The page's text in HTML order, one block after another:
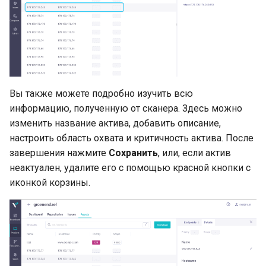
g
r
h
Обновление чарта
Добавление
корневого сертификата
Полезные команды
Диагностика проблем
Настройки
Работа с ветками
репозиториев
Получение списка
продуктов
Получение списка
фоновых задач
Управление пайплайнами
сканирования
Сервисные команды CLI
Настройка параметров
вывода
Gitea интеграция
GitFlic интеграция
GitFlame интеграция
PT AI интеграция
Harbor интеграция
Nexus интеграция
Solar AppScreener
интеграция
Двухфакторная
аутентификация (2FA)
Стандартные роли
Настраиваемые роли
Управление регистрацией
пользователей
Настройка Keycloak
Swagger UI
Логирование
Журналирование
безопасности
Вы также можете подробно изучить всю
информацию, полученную от сканера. Здесь можно
изменить название актива, добавить описание,
настроить область охвата и критичность актива. После
завершения нажмите Сохранить, или, если актив
неактуален, удалите его с помощью красной кнопки с
иконкой корзины.